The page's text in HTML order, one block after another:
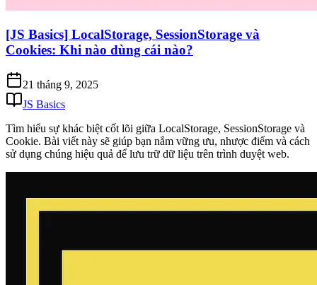
[JS Basics] LocalStorage, SessionStorage và
Cookies: Khi nào dùng cái nào?
21 tháng 9, 2025
JS Basics
Tìm hiểu sự khác biệt cốt lõi giữa LocalStorage, SessionStorage và
Cookie. Bài viết này sẽ giúp bạn nắm vững ưu, nhược điểm và cách
sử dụng chúng hiệu quả để lưu trữ dữ liệu trên trình duyệt web.